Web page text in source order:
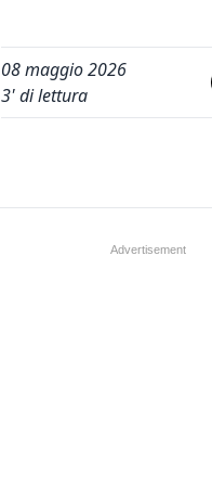
08 maggio 2026
3' di lettura